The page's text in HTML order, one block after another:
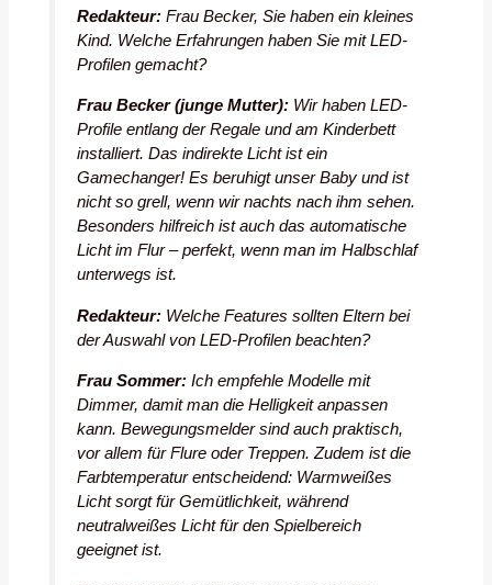
Redakteur:Frau Becker, Sie haben ein kleines
Kind. Welche Erfahrungen haben Sie mit LED-
Profilen gemacht?
Frau Becker (junge Mutter):Wir haben LED-
Profile entlang der Regale und am Kinderbett
installiert. Das indirekte Licht ist ein
Gamechanger! Es beruhigt unser Baby und ist
nicht so grell, wenn wir nachts nach ihm sehen.
Besonders hilfreich ist auch das automatische
Licht im Flur – perfekt, wenn man im Halbschlaf
unterwegs ist.
Redakteur:Welche Features sollten Eltern bei
der Auswahl von LED-Profilen beachten?
Frau Sommer:Ich empfehle Modelle mit
Dimmer, damit man die Helligkeit anpassen
kann. Bewegungsmelder sind auch praktisch,
vor allem für Flure oder Treppen. Zudem ist die
Farbtemperatur entscheidend: Warmweißes
Licht sorgt für Gemütlichkeit, während
neutralweißes Licht für den Spielbereich
geeignet ist.